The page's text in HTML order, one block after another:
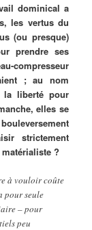
dominical a
les vertus du
(ou presque)
prendre ses
compresseur
; au nom
la liberté pour
elles se
strictement
?
à vouloir coûte
pour seule
– pour
peu